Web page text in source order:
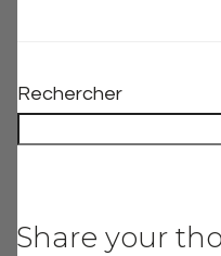
Rechercher
Share your